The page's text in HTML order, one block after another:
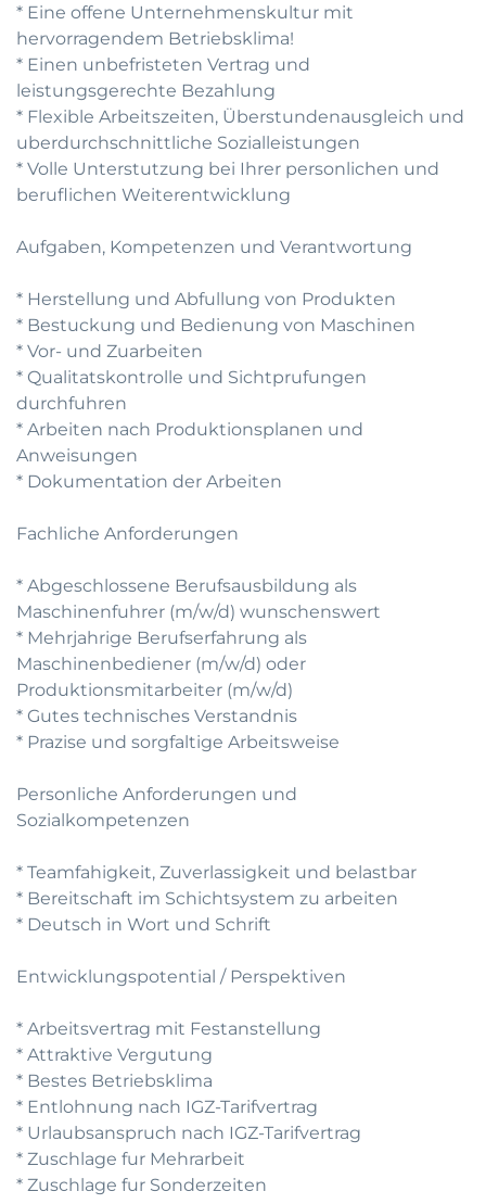
* Eine offene Unternehmenskultur mit
hervorragendem Betriebsklima!
* Einen unbefristeten Vertrag und
leistungsgerechte Bezahlung
* Flexible Arbeitszeiten, Überstundenausgleich und
uberdurchschnittliche Sozialleistungen
* Volle Unterstutzung bei Ihrer personlichen und
beruflichen Weiterentwicklung
Aufgaben, Kompetenzen und Verantwortung
* Herstellung und Abfullung von Produkten
* Bestuckung und Bedienung von Maschinen
* Vor- und Zuarbeiten
* Qualitatskontrolle und Sichtprufungen
durchfuhren
* Arbeiten nach Produktionsplanen und
Anweisungen
* Dokumentation der Arbeiten
Fachliche Anforderungen
* Abgeschlossene Berufsausbildung als
Maschinenfuhrer (m/w/d) wunschenswert
* Mehrjahrige Berufserfahrung als
Maschinenbediener (m/w/d) oder
Produktionsmitarbeiter (m/w/d)
* Gutes technisches Verstandnis
* Prazise und sorgfaltige Arbeitsweise
Personliche Anforderungen und
Sozialkompetenzen
* Teamfahigkeit, Zuverlassigkeit und belastbar
* Bereitschaft im Schichtsystem zu arbeiten
* Deutsch in Wort und Schrift
Entwicklungspotential / Perspektiven
* Arbeitsvertrag mit Festanstellung
* Attraktive Vergutung
* Bestes Betriebsklima
* Entlohnung nach IGZ-Tarifvertrag
* Urlaubsanspruch nach IGZ-Tarifvertrag
* Zuschlage fur Mehrarbeit
* Zuschlage fur Sonderzeiten